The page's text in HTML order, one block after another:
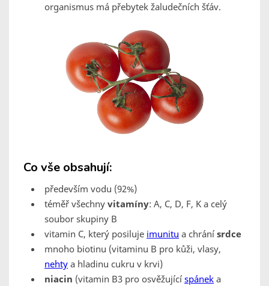
organismus má přebytek žaludečních šťáv.
Co vše obsahují:
především vodu (92%)
téměř všechny vitamíny: A, C, D, F, K a celý
soubor skupiny B
vitamin C, který posiluje imunitu a chrání srdce
mnoho biotinu (vitaminu B pro kůži, vlasy,
nehty a hladinu cukru v krvi)
niacin (vitamin B3 pro osvěžující spánek a